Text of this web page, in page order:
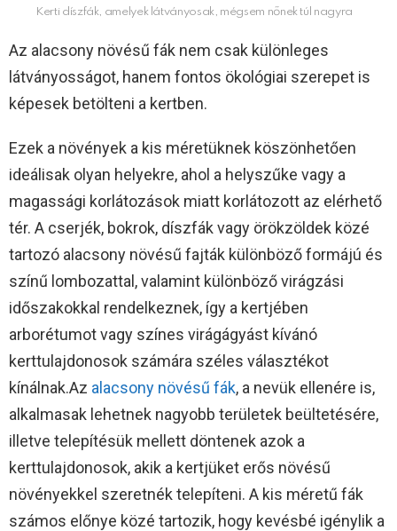
Kerti díszfák, amelyek látványosak, mégsem nőnek túl nagyra
Az alacsony növésű fák nem csak különleges
látványosságot, hanem fontos ökológiai szerepet is
képesek betölteni a kertben.
Ezek a növények a kis méretüknek köszönhetően
ideálisak olyan helyekre, ahol a helyszűke vagy a
magassági korlátozások miatt korlátozott az elérhető
tér. A cserjék, bokrok, díszfák vagy örökzöldek közé
tartozó alacsony növésű fajták különböző formájú és
színű lombozattal, valamint különböző virágzási
időszakokkal rendelkeznek, így a kertjében
arborétumot vagy színes virágágyást kívánó
kerttulajdonosok számára széles választékot
kínálnak.Az alacsony növésű fák, a nevük ellenére is,
alkalmasak lehetnek nagyobb területek beültetésére,
illetve telepítésük mellett döntenek azok a
kerttulajdonosok, akik a kertjüket erős növésű
növényekkel szeretnék telepíteni. A kis méretű fák
számos előnye közé tartozik, hogy kevésbé igénylik a